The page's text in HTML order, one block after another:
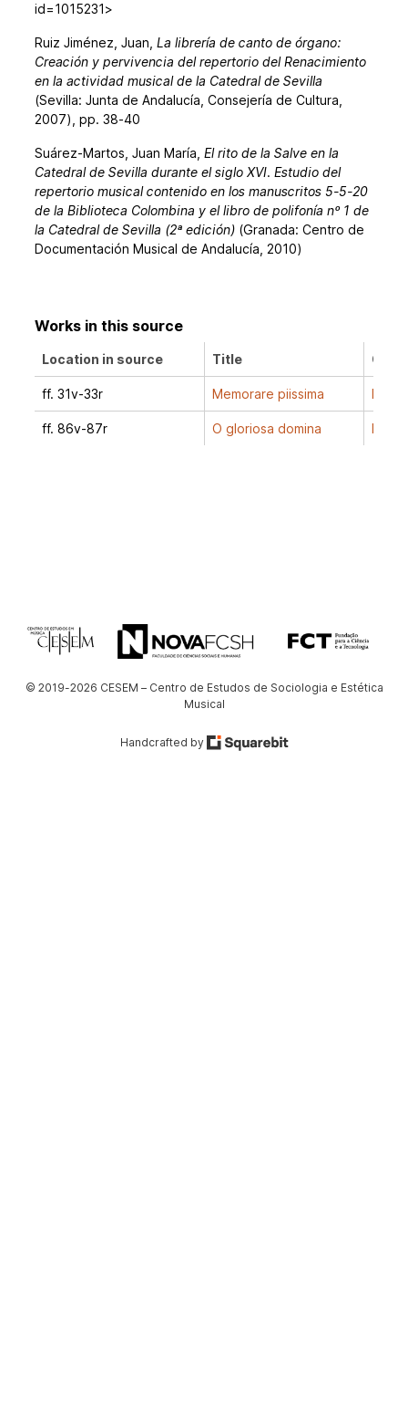
id=1015231>
Ruiz Jiménez, Juan,La librería de canto de órgano:
Creación y pervivencia del repertorio del Renacimiento
en la actividad musical de la Catedral de Sevilla
(Sevilla: Junta de Andalucía, Consejería de Cultura,
2007), pp. 38-40
Suárez-Martos, Juan María,El rito de la Salve en la
Catedral de Sevilla durante el siglo XVI. Estudio del
repertorio musical contenido en los manuscritos 5-5-20
de la Biblioteca Colombina y el libro de polifonía nº 1 de
la Catedral de Sevilla (2ª edición) (Granada: Centro de
Documentación Musical de Andalucía, 2010)
Works in this source
Location in source Title
ff. 31v-33r Memorare piissima
ff. 86v-87r O gloriosa domina
© 2019-2026 CESEM – Centro de Estudos de Sociologia e Estética
Musical
Handcrafted by